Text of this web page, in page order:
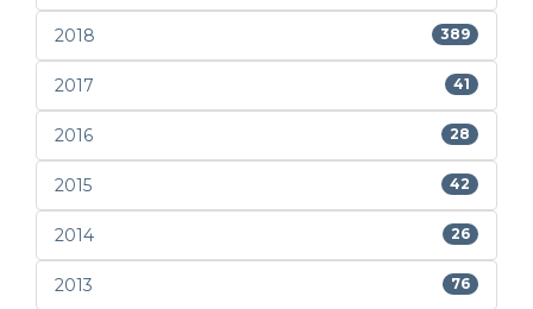
2018 389
2017 41
2016 28
2015 42
2014 26
2013 76